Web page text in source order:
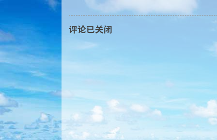
评论已关闭